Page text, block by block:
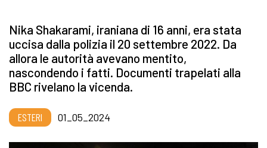
Nika Shakarami, iraniana di 16 anni, era stata
uccisa dalla polizia il 20 settembre 2022. Da
allora le autorità avevano mentito,
nascondendo i fatti. Documenti trapelati alla
BBC rivelano la vicenda.
ESTERI 01_05_2024